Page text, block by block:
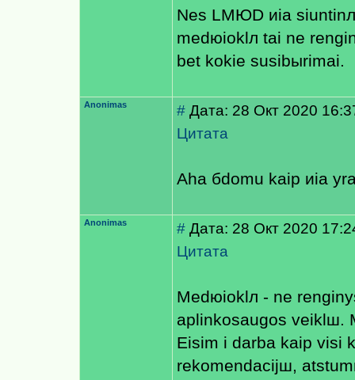
Nes LMЮD иia
medюioklл tai ne
bet kokie susibыrimai.
Anonimas # Дата: 28 Окт 2020
Цитата
Aha бdomu kaip иia
Anonimas # Дата: 28 Окт 2020
Цитата
Medюioklл - ne
aplinkosaugos veiklш.
Eisim i darba kaip visi
rekomendacijш,